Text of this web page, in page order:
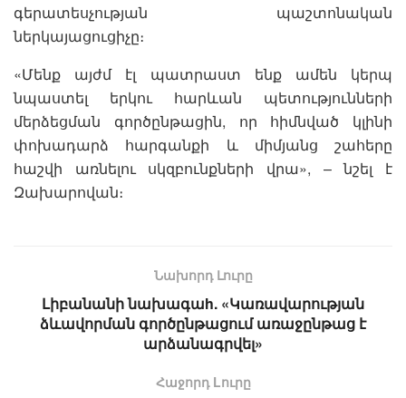
գերատեսչության պաշտոնական
ներկայացուցիչը։
«Մենք այժմ էլ պատրաստ ենք ամեն կերպ
նպաստել երկու հարևան պետությունների
մերձեցման գործընթացին, որ հիմնված կլինի
փոխադարձ հարգանքի և միմյանց շահերը
հաշվի առնելու սկզբունքների վրա», – նշել է
Զախարովան։
Նախորդ Լուրը
Լիբանանի նախագաh. «Կառավարության
ձևավորման գործընթացում առաջընթաց է
արձանագրվել»
Հաջորդ Lուրը